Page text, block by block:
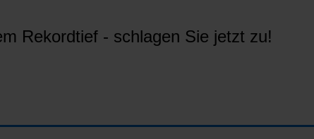
Rekordtief - schlagen Sie jetzt zu!